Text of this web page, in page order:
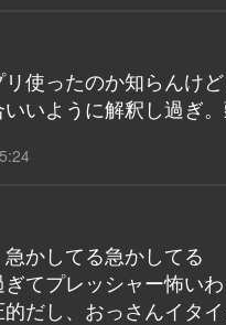
リ使ったのか知らんけ
いように解釈し過ぎ
かしてる急かしてる
てプレッシャー怖いわ
だし、おっさんイタ